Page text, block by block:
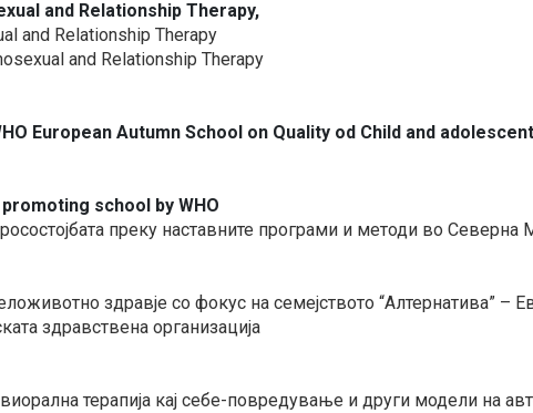
and Relationship Therapy,
and Relationship Therapy
and Relationship Therapy
European Autumn School on Quality od Child and
school by WHO
преку наставните програми и методи во Северна
здравје со фокус на семејството “Алтернатива” –
здравствена организација
терапија кај себе-повредување и други модели на